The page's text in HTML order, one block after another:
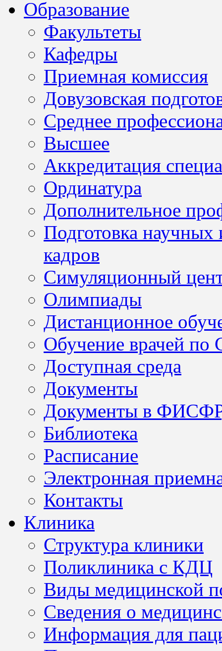
Образование
Факультеты
Кафедры
Приемная комиссия
Довузовская
Среднее
Высшее
Аккредитация
Ординатура
Дополнительное
Подготовка научных
кадров
Симуляционный
Олимпиады
Дистанционное
Обучение врачей по
Доступная среда
Документы
Документы в
Библиотека
Расписание
Электронная
Контакты
Клиника
Структура клиники
Поликлиника с КДЦ
Виды медицинской
Сведения о
Информация для